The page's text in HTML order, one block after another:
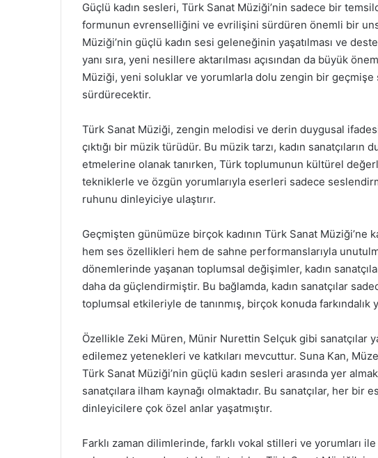
Güçlü kadın sesleri, Türk Sanat Müziği’nin sadece bir
formunun evrenselliğini ve evrilişini sürdüren önemli bir
Müziği’nin güçlü kadın sesi geleneğinin yaşatılması ve
yanı sıra, yeni nesillere aktarılması açısından da büyük
Müziği, yeni soluklar ve yorumlarla dolu zengin bir geçmişe
sürdürecektir.
Türk Sanat Müziği, zengin melodisi ve derin duygusal
çıktığı bir müzik türüdür. Bu müzik tarzı, kadın sanatçıların
etmelerine olanak tanırken, Türk toplumunun kültürel
tekniklerle ve özgün yorumlarıyla eserleri sadece
ruhunu dinleyiciye ulaştırır.
Geçmişten günümüze birçok kadının Türk Sanat Müziği’ne
hem ses özellikleri hem de sahne performanslarıyla
dönemlerinde yaşanan toplumsal değişimler, kadın
daha da güçlendirmiştir. Bu bağlamda, kadın sanatçılar
toplumsal etkileriyle de tanınmış, birçok konuda farkındalık
Özellikle Zeki Müren, Münir Nurettin Selçuk gibi sanatçılar
edilemez yetenekleri ve katkıları mevcuttur. Suna Kan,
Türk Sanat Müziği’nin güçlü kadın sesleri arasında yer
sanatçılara ilham kaynağı olmaktadır. Bu sanatçılar, her bir
dinleyicilere çok özel anlar yaşatmıştır.
Farklı zaman dilimlerinde, farklı vokal stilleri ve yorumları